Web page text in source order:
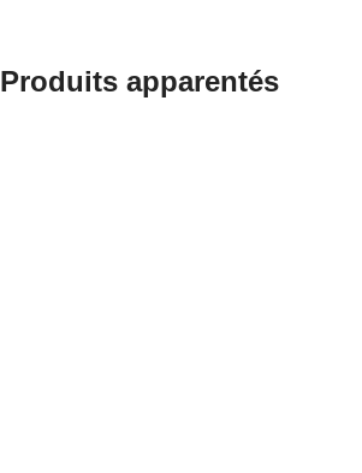
Produits apparentés